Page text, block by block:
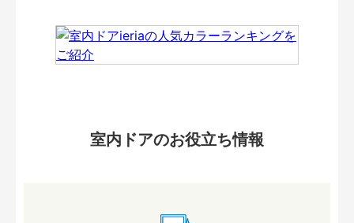
室内ドアのお役立ち情報